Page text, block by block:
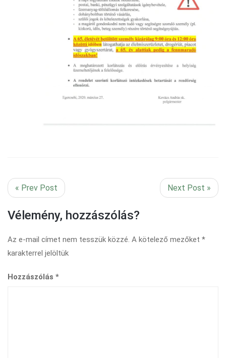
« Prev Post Next Post »
Vélemény, hozzászólás?
Az e-mail címet nem tesszük közzé. A kötelező mezőket *
karakterrel jelöltük
Hozzászólás *